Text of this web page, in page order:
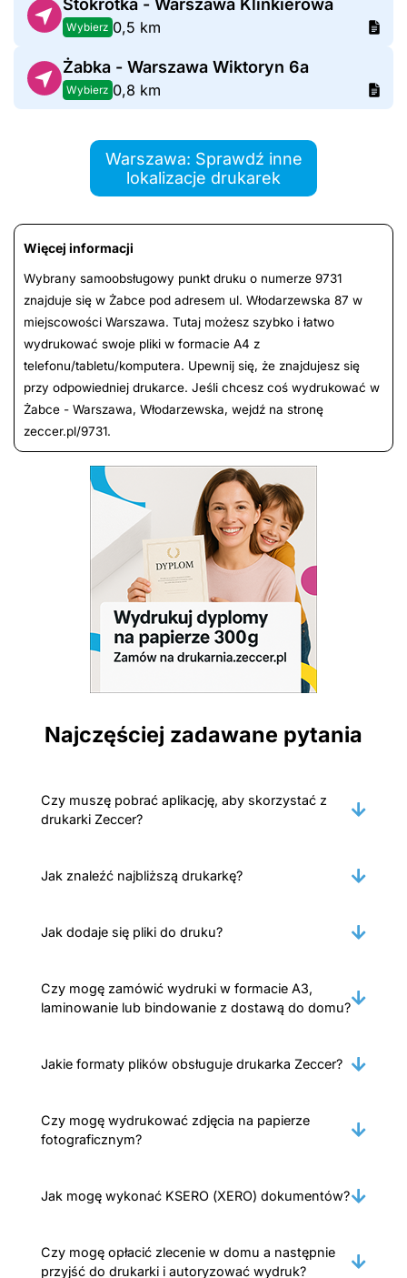
Stokrotka - Warszawa Klinkierowa
Wybierz 0,5 km
Żabka - Warszawa Wiktoryn 6a
Wybierz 0,8 km
Warszawa: Sprawdź inne
lokalizacje drukarek
Więcej informacji
Wybrany samoobsługowy punkt druku o numerze 9731
znajduje się w Żabce pod adresem ul. Włodarzewska 87 w
miejscowości Warszawa. Tutaj możesz szybko i łatwo
wydrukować swoje pliki w formacie A4 z
telefonu/tabletu/komputera. Upewnij się, że znajdujesz się
przy odpowiedniej drukarce. Jeśli chcesz coś wydrukować w
Żabce - Warszawa, Włodarzewska, wejdź na stronę
zeccer.pl/9731.
Najczęściej zadawane pytania
Czy muszę pobrać aplikację, aby skorzystać z
drukarki Zeccer?
Jak znaleźć najbliższą drukarkę?
Jak dodaje się pliki do druku?
Czy mogę zamówić wydruki w formacie A3,
laminowanie lub bindowanie z dostawą do domu?
Jakie formaty plików obsługuje drukarka Zeccer?
Czy mogę wydrukować zdjęcia na papierze
fotograficznym?
Jak mogę wykonać KSERO (XERO) dokumentów?
Czy mogę opłacić zlecenie w domu a następnie
przyjść do drukarki i autoryzować wydruk?